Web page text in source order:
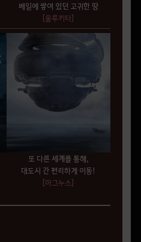
베일에 쌓여 있던 고귀한 땅
[울루키타]
또 다른 세계를 통해,
대도시 간 편리하게 이동!
[마그누스]